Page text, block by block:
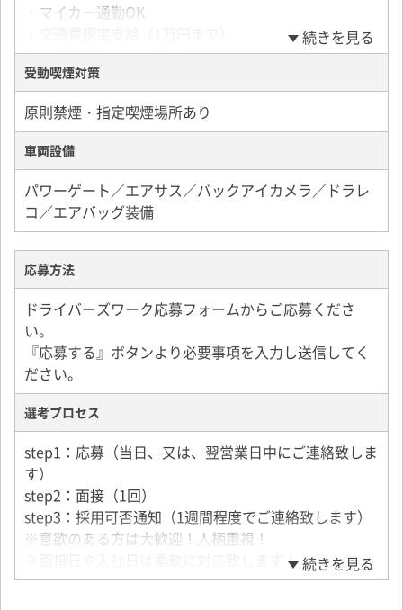
・マイカー通勤OK
・育児休暇（取得実績有）
・健康診断、インフルエンザ予防接種有り
・入社後の資格取得支援あり
※準中型・大型免許等得費用全額会社負担（規定有
り）
続きを見る
受動喫煙対策
原則禁煙・指定喫煙場所あり
車両設備
パワーゲート／エアサス／バックアイカメラ／ドラレ
コ／エアバッグ装備
応募方法
ドライバーズワーク応募フォームからご応募くださ
い。
『応募する』ボタンより必要事項を入力し送信してく
ださい。
選考プロセス
step1：応募（当日、又は、翌営業日中にご連絡致しま
す）
step2：面接（1回）
step3：採用可否通知（1週間程度でご連絡致します）
※意欲のある方は大歓迎！人柄重視！
※面接日や入社日は柔軟に対応致します！ 続きを見る